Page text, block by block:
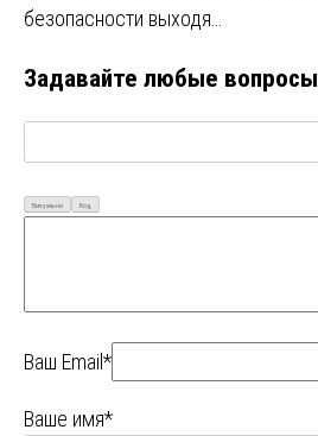
безопасности выходя…
Задавайте любые вопросы
Визуально Код
Ваш Email*
Ваше имя*